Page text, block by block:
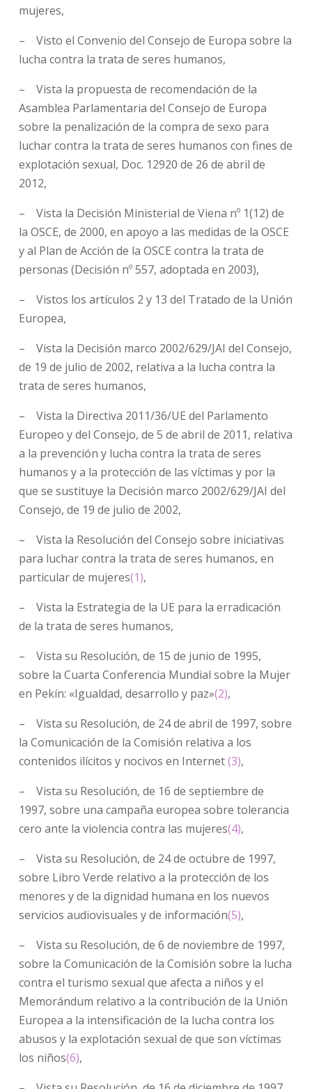
mujeres,
– Visto el Convenio del Consejo de Europa sobre la
lucha contra la trata de seres humanos,
– Vista la propuesta de recomendación de la
Asamblea Parlamentaria del Consejo de Europa
sobre la penalización de la compra de sexo para
luchar contra la trata de seres humanos con fines de
explotación sexual, Doc. 12920 de 26 de abril de
2012,
– Vista la Decisión Ministerial de Viena nº 1(12) de
la OSCE, de 2000, en apoyo a las medidas de la OSCE
y al Plan de Acción de la OSCE contra la trata de
personas (Decisión nº 557, adoptada en 2003),
– Vistos los artículos 2 y 13 del Tratado de la Unión
Europea,
– Vista la Decisión marco 2002/629/JAI del Consejo,
de 19 de julio de 2002, relativa a la lucha contra la
trata de seres humanos,
– Vista la Directiva 2011/36/UE del Parlamento
Europeo y del Consejo, de 5 de abril de 2011, relativa
a la prevención y lucha contra la trata de seres
humanos y a la protección de las víctimas y por la
que se sustituye la Decisión marco 2002/629/JAI del
Consejo, de 19 de julio de 2002,
– Vista la Resolución del Consejo sobre iniciativas
para luchar contra la trata de seres humanos, en
particular de mujeres(1),
– Vista la Estrategia de la UE para la erradicación
de la trata de seres humanos,
– Vista su Resolución, de 15 de junio de 1995,
sobre la Cuarta Conferencia Mundial sobre la Mujer
en Pekín: «Igualdad, desarrollo y paz»(2),
– Vista su Resolución, de 24 de abril de 1997, sobre
la Comunicación de la Comisión relativa a los
contenidos ilícitos y nocivos en Internet(3),
– Vista su Resolución, de 16 de septiembre de
1997, sobre una campaña europea sobre tolerancia
cero ante la violencia contra las mujeres(4),
– Vista su Resolución, de 24 de octubre de 1997,
sobre Libro Verde relativo a la protección de los
menores y de la dignidad humana en los nuevos
servicios audiovisuales y de información(5),
– Vista su Resolución, de 6 de noviembre de 1997,
sobre la Comunicación de la Comisión sobre la lucha
contra el turismo sexual que afecta a niños y el
Memorándum relativo a la contribución de la Unión
Europea a la intensificación de la lucha contra los
abusos y la explotación sexual de que son víctimas
los niños(6),